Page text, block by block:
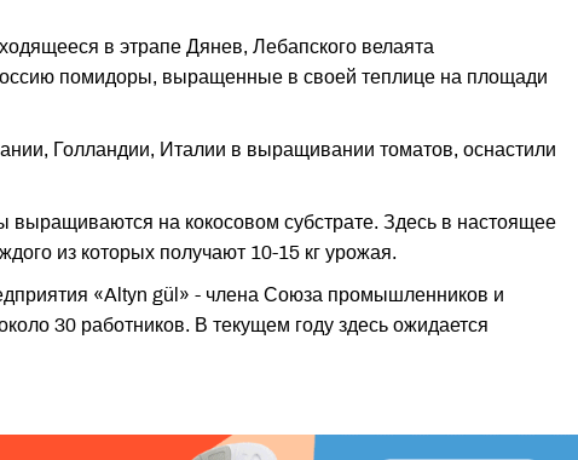
в этрапе Дянев, Лебапского велаята
помидоры, выращенные в своей теплице на площади
Голландии, Италии в выращивании томатов, оснастили
выращиваются на кокосовом субстрате. Здесь в настоящее
из которых получают 10-15 кг урожая.
«Altyn gül» - члена Союза промышленников и
30 работников. В текущем году здесь ожидается